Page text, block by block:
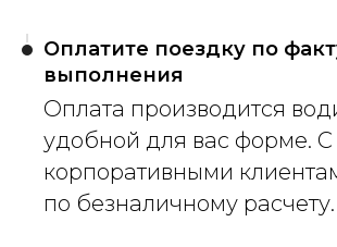
Оплатите поездку по
выполнения
Оплата производится
удобной для вас форме. С
корпоративными
по безналичному расчету.